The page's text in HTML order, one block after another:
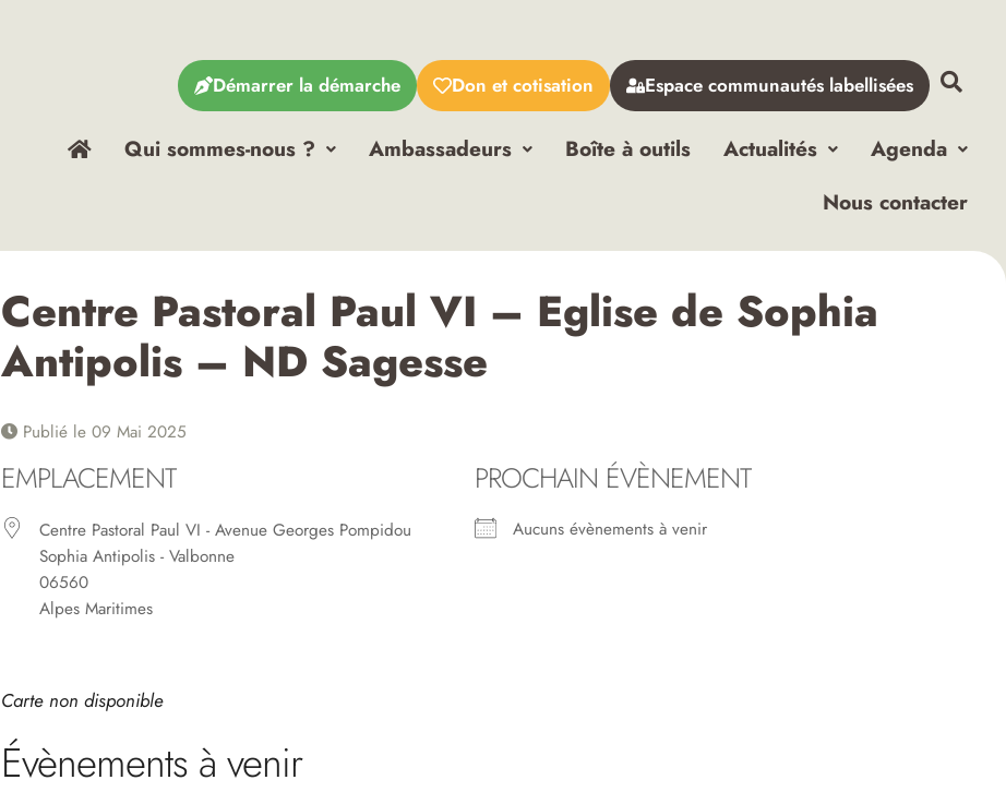
Démarrer la démarche Don et cotisation Espace communautés labellisées
Qui sommes-nous ? Ambassadeurs Boîte à outils Actualités
Agenda
Nous contacter
Centre Pastoral Paul VI – Eglise de Sophia
Antipolis – ND Sagesse
Publié le 09 Mai 2025
EMPLACEMENT
Centre Pastoral Paul VI - Avenue Georges Pompidou
Sophia Antipolis - Valbonne
06560
Alpes Maritimes
PROCHAIN ÉVÈNEMENT
Aucuns évènements à venir
Carte non disponible
Évènements à venir